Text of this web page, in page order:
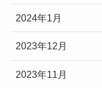
2024年1月
2023年12月
2023年11月